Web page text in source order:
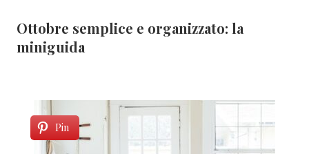
Ottobre semplice e organizzato: la
miniguida
Pin